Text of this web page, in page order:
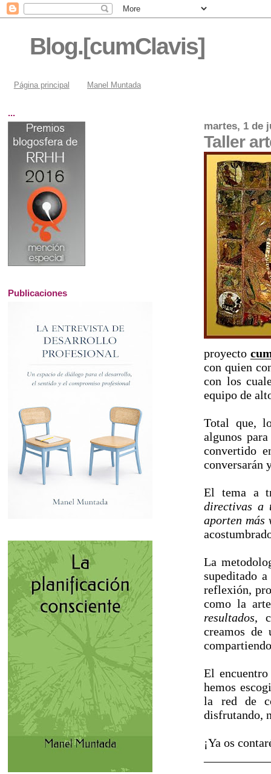
Blog.[cumClavis]
Página principal Manel Muntada
martes, 1 de
Taller
proyecto
con quien
con los
equipo de
Total que,
algunos
convertido
conversarán
El tema a
directivas a
aporten más
La
supeditado
reflexión,
como la
resultados,
creamos de
El
hemos
la red de
disfrutando,
¡Ya os
...
Publicaciones